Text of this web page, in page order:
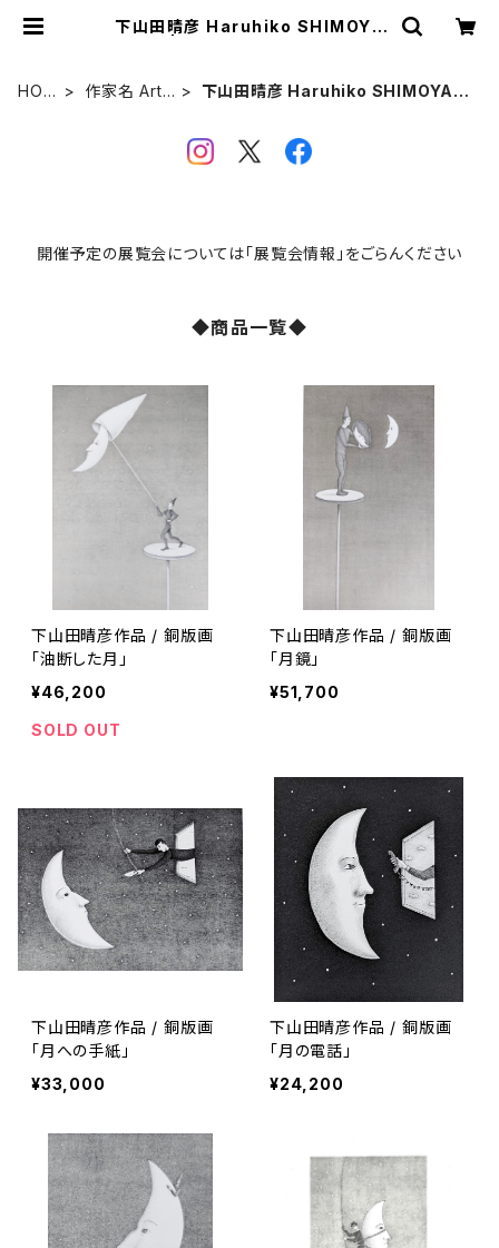
下山田晴彦 Haruhiko SHIMOYA
HOM
作家名 Artis
下山田晴彦 Haruhiko SHIMOYAM
開催予定の展覧会については「展覧会情報」をごらんください
◆商品一覧◆
下山田晴彦作品 / 銅版画
「油断した月」
¥46,200
SOLD OUT
下山田晴彦作品 / 銅版画
「月鏡」
¥51,700
下山田晴彦作品 / 銅版画
「月への手紙」
¥33,000
下山田晴彦作品 / 銅版画
「月の電話」
¥24,200